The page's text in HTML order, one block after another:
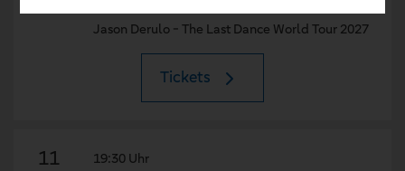
Jason Derulo - The Last Dance World Tour 2027
Tickets
11
19:30 Uhr